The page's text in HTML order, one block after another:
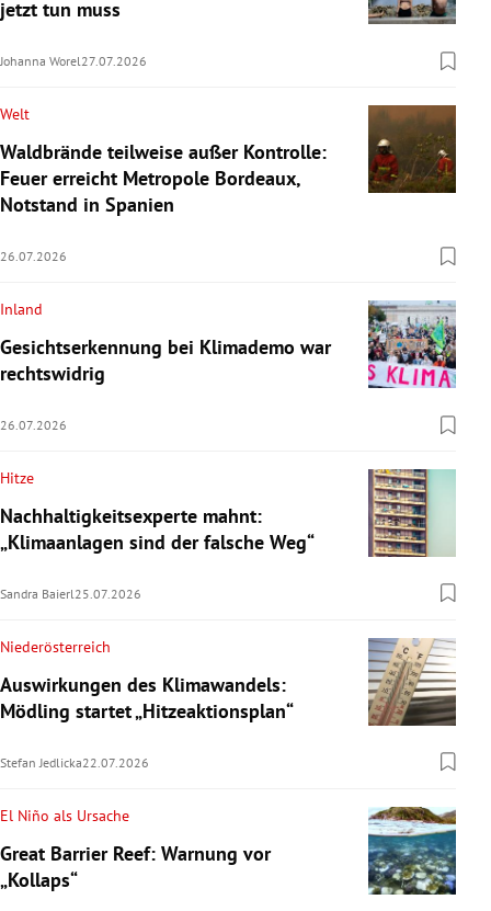
jetzt tun muss
Johanna Worel27.07.2026
Welt
Waldbrände teilweise außer Kontrolle:
Feuer erreicht Metropole Bordeaux,
Notstand in Spanien
26.07.2026
Inland
Gesichtserkennung bei Klimademo war
rechtswidrig
26.07.2026
Hitze
Nachhaltigkeitsexperte mahnt:
„Klimaanlagen sind der falsche Weg“
Sandra Baierl 25.07.2026
Niederösterreich
Auswirkungen des Klimawandels:
Mödling startet „Hitzeaktionsplan“
Stefan Jedlicka22.07.2026
El Niño als Ursache
Great Barrier Reef: Warnung vor
„Kollaps“